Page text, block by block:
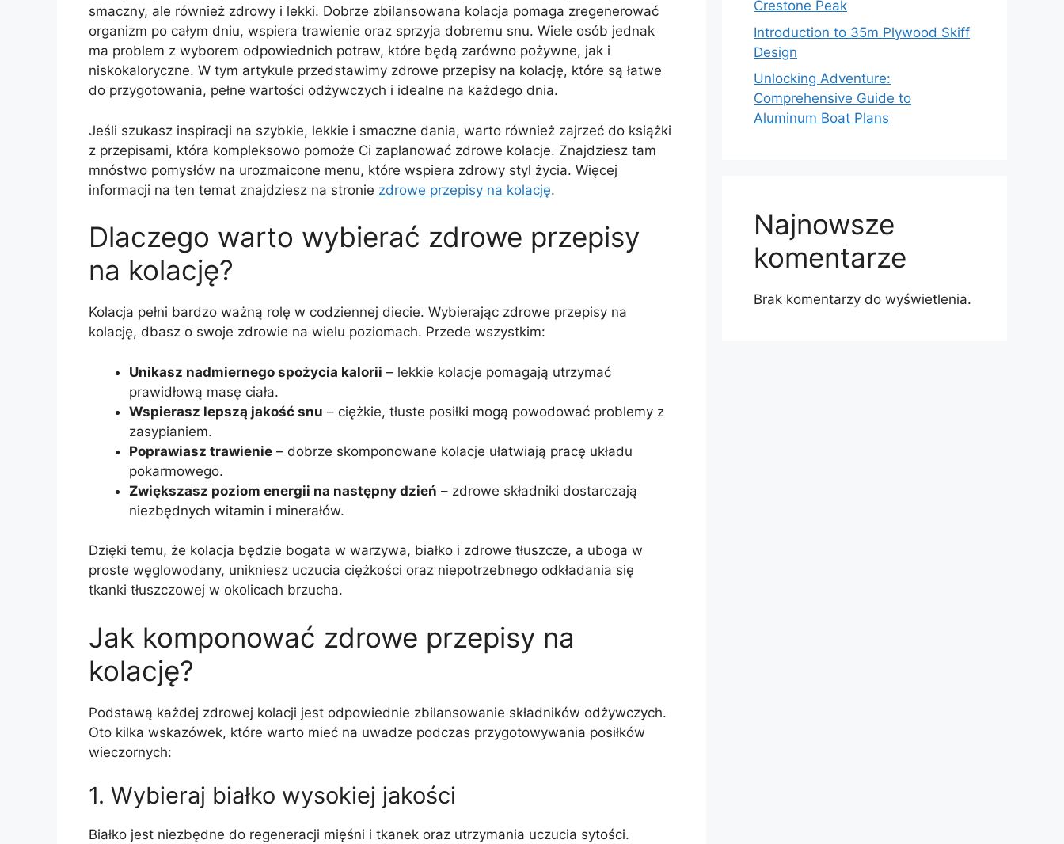
smaczny, ale również zdrowy i lekki. Dobrze zbilansowana kolacja pomaga zregenerować
organizm po całym dniu, wspiera trawienie oraz sprzyja dobremu snu. Wiele osób jednak
ma problem z wyborem odpowiednich potraw, które będą zarówno pożywne, jak i
niskokaloryczne. W tym artykule przedstawimy zdrowe przepisy na kolację, które są łatwe
do przygotowania, pełne wartości odżywczych i idealne na każdego dnia.
Jeśli szukasz inspiracji na szybkie, lekkie i smaczne dania, warto również zajrzeć do książki
z przepisami, która kompleksowo pomoże Ci zaplanować zdrowe kolacje. Znajdziesz tam
mnóstwo pomysłów na urozmaicone menu, które wspiera zdrowy styl życia. Więcej
informacji na ten temat znajdziesz na stronie zdrowe przepisy na kolację.
Dlaczego warto wybierać zdrowe przepisy
na kolację?
Kolacja pełni bardzo ważną rolę w codziennej diecie. Wybierając zdrowe przepisy na
kolację, dbasz o swoje zdrowie na wielu poziomach. Przede wszystkim:
Unikasz nadmiernego spożycia kalorii – lekkie kolacje pomagają utrzymać
prawidłową masę ciała.
Wspierasz lepszą jakość snu – ciężkie, tłuste posiłki mogą powodować problemy z
zasypianiem.
Poprawiasz trawienie – dobrze skomponowane kolacje ułatwiają pracę układu
pokarmowego.
Zwiększasz poziom energii na następny dzień – zdrowe składniki dostarczają
niezbędnych witamin i minerałów.
Dzięki temu, że kolacja będzie bogata w warzywa, białko i zdrowe tłuszcze, a uboga w
proste węglowodany, unikniesz uczucia ciężkości oraz niepotrzebnego odkładania się
tkanki tłuszczowej w okolicach brzucha.
Jak komponować zdrowe przepisy na
kolację?
Podstawą każdej zdrowej kolacji jest odpowiednie zbilansowanie składników odżywczych.
Oto kilka wskazówek, które warto mieć na uwadze podczas przygotowywania posiłków
wieczornych:
1. Wybieraj białko wysokiej jakości
Białko jest niezbędne do regeneracji mięśni i tkanek oraz utrzymania uczucia sytości.
Crestone Peak
Introduction to 35m Plywood Skiff
Design
Unlocking Adventure:
Comprehensive Guide to
Aluminum Boat Plans
Najnowsze
komentarze
Brak komentarzy do wyświetlenia.